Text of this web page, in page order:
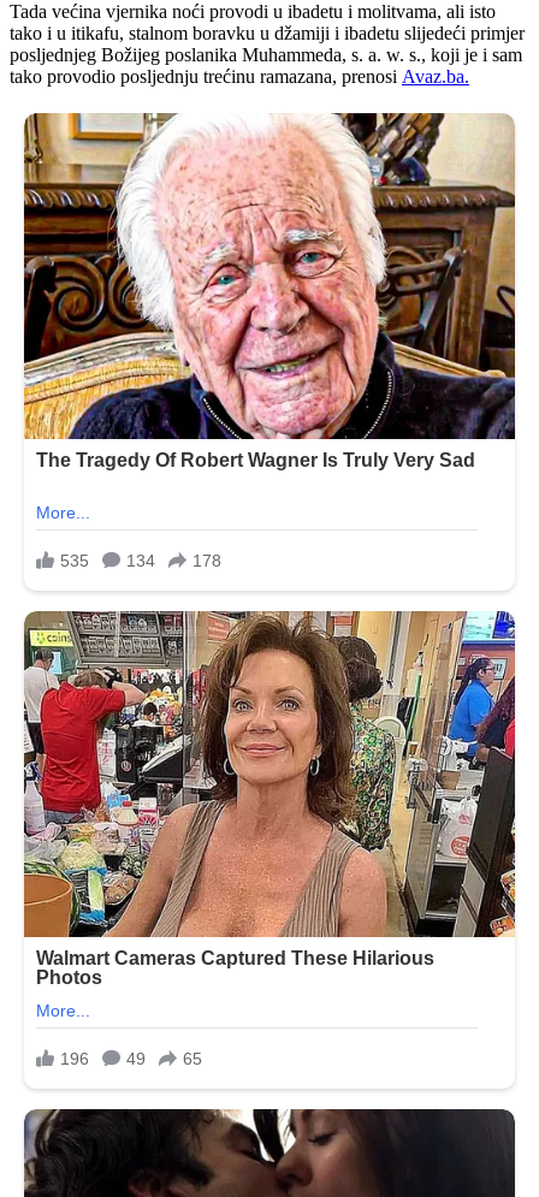
Tada većina vjernika noći provodi u ibadetu i molitvama, ali isto
tako i u itikafu, stalnom boravku u džamiji i ibadetu slijedeći primjer
posljednjeg Božijeg poslanika Muhammeda, s. a. w. s., koji je i sam
tako provodio posljednju trećinu ramazana, prenosi Avaz.ba.